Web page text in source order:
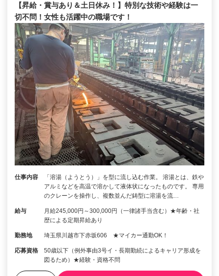
【昇給・賞与あり＆土日休み！】特別な技術や経験は一
切不問！女性も活躍中の職場です！
仕事内容
「溶湯（ようとう）」を型に流し込む作業。 溶湯とは、鉄や
アルミなどを高温で溶かして液体状になったものです。 専用
のクレーンを操作し、複数並んだ鋳型に溶湯を流…
給与
月給245,000円～300,000円（一律諸手当含む）★年齢・社
歴による定期昇給あり
勤務地 埼玉県川越市下赤坂606 ★マイカー通勤OK！
応募資格
50歳以下（例外事由3号イ・長期勤続によるキャリア形成を
図るため）★経験・資格不問